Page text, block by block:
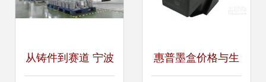
从铸件到赛道 宁波 惠普墨盒价格与生